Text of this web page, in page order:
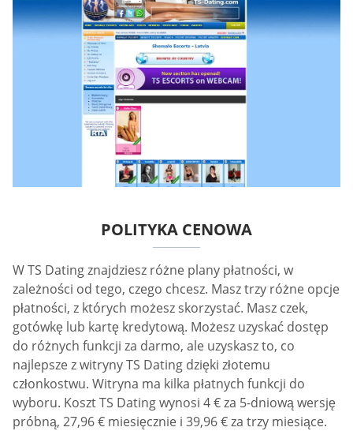
POLITYKA CENOWA
W TS Dating znajdziesz różne plany płatności, w
zależności od tego, czego chcesz. Masz trzy różne opcje
płatności, z których możesz skorzystać. Masz czek,
gotówkę lub kartę kredytową. Możesz uzyskać dostęp
do różnych funkcji za darmo, ale uzyskasz to, co
najlepsze z witryny TS Dating dzięki złotemu
członkostwu. Witryna ma kilka płatnych funkcji do
wyboru. Koszt TS Dating wynosi 4 € za 5-dniową wersję
próbną, 27,96 € miesięcznie i 39,96 € za trzy miesiące.